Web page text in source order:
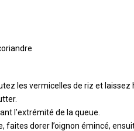
les vermicelles de riz et
l’extrémité de la queue.
faites dorer l’oignon émincé,